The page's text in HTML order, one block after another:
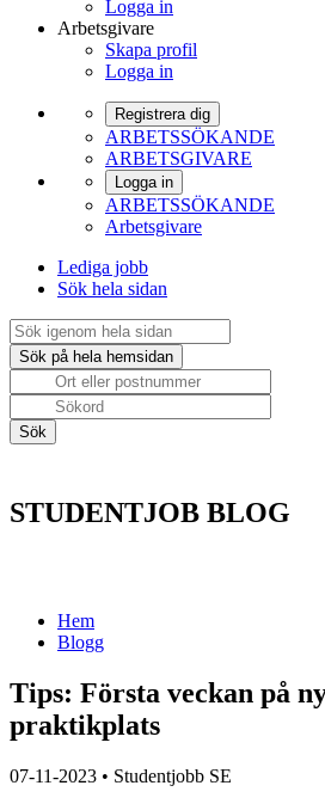
Logga in
Arbetsgivare
Skapa profil
Logga in
Registrera dig
ARBETSSÖKANDE
ARBETSGIVARE
Logga in
ARBETSSÖKANDE
Arbetsgivare
Lediga jobb
Sök hela sidan
STUDENTJOB BLOG
Hem
Blogg
Tips: Första veckan på
praktikplats
07-11-2023 • Studentjobb SE